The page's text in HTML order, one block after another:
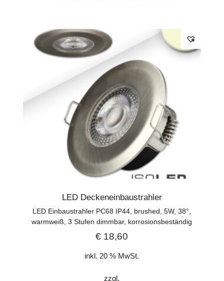
LED Deckeneinbaustrahler
LED Einbaustrahler PC68 IP44, brushed, 5W, 38°,
warmweiß, 3 Stufen dimmbar, korrosionsbeständig
€ 18,60
inkl. 20 % MwSt.
zzgl.